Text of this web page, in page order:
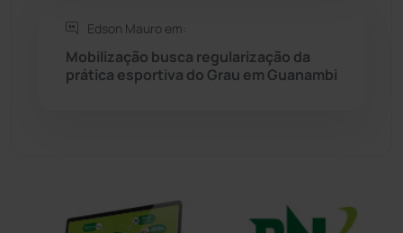
Edson Mauro em:
Mobilização busca regularização da
prática esportiva do Grau em Guanambi